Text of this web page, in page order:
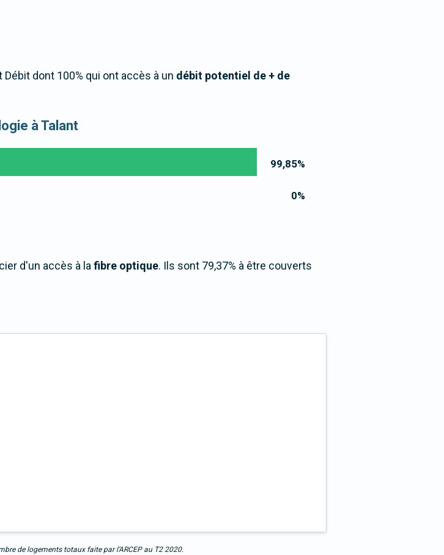
dont 100% qui ont accès à un débit potentiel de + de
à Talant
99,85%
0%
d'un accès à lafibre optique. Ils sont 79,37% à être couverts
de logements totaux faite par l’ARCEP au T2 2020.